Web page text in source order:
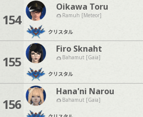
154
Oikawa Toru
Ramuh [Meteor]
クリスタル
155
Firo Sknaht
Bahamut [Gaia]
クリスタル
156
Hana'ni Narou
Bahamut [Gaia]